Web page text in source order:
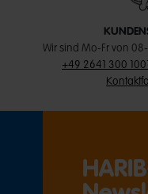
Wir sind Mo-Fr von
+49 2641 300 1001